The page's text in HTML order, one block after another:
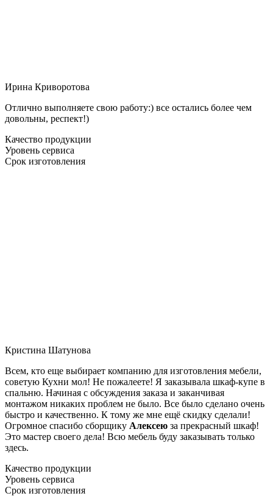
Ирина Криворотова
Отлично выполняете свою работу:) все остались более чем
довольны, респект!)
Качество продукции
Уровень сервиса
Срок изготовления
Кристина Шатунова
Всем, кто еще выбирает компанию для изготовления мебели,
советую Кухни мол! Не пожалеете! Я заказывала шкаф-купе в
спальню. Начиная с обсуждения заказа и заканчивая
монтажом никаких проблем не было. Все было сделано очень
быстро и качественно. К тому же мне ещё скидку сделали!
Огромное спасибо сборщику Алексею за прекрасный шкаф!
Это мастер своего дела! Всю мебель буду заказывать только
здесь.
Качество продукции
Уровень сервиса
Срок изготовления